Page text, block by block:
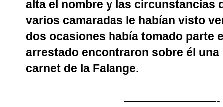
alta el nombre y las circunstancias
varios camaradas le habían visto
dos ocasiones había tomado parte
arrestado encontraron sobre él
carnet de la Falange.
————————-